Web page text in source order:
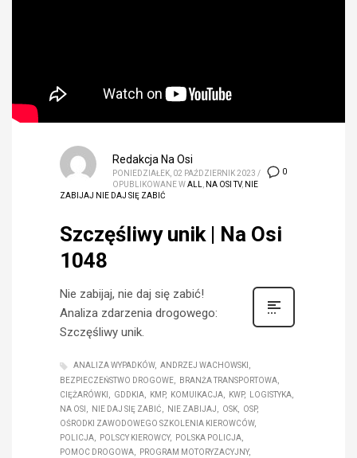
0
Redakcja Na Osi
PONIEDZIAŁEK, 02 PAŹDZIERNIK 2023 /
OPUBLIKOWANE WALL, NA OSI TV, NIE
ZABIJAJ NIE DAJ SIĘ ZABIĆ
Szczęśliwy unik | Na Osi
1048
Nie zabijaj, nie daj się zabić!
Analiza zdarzenia drogowego:
Szczęśliwy unik.
ANALIZA WYPADKÓW
ANDRZEJ WACHOWSKI
BEZPIECZEŃSTWO DROGOWE
BRANŻA TRANSPORTOWA
CIĘŻARÓWKI
GDDKIA KMP KOMUIKACJA KWP
LOGISTYKA
NA OSI
NIE DAJ SIĘ ZABIĆ NIE ZABIJAJ OSK
OSP
OŚRODKI ZAWODOWEGO SZKOLENIA KIEROWCÓW
POLICJA
POLSCY KIEROWCY
POLSKA POLICJA
POMOC DROGOWA
PROGRAM MOTORYZACYJNY